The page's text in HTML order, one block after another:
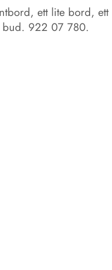
ett lite bord,
922 07 780.